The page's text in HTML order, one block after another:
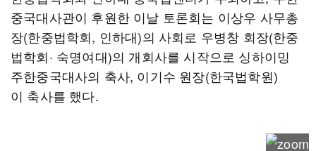
중국대사관이 후원한 이날 토론회는 이상우 사무총
장(한중법학회, 인하대)의 사회로 우병창 회장(한중
법학회· 숙명여대)의 개회사를 시작으로 싱하이밍
주한중국대사의 축사, 이기수 원장(한국법학원)
이 축사를 했다.